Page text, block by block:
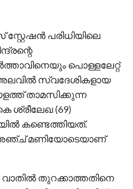
പരിധിയിലെ
പൊള്ളലേറ്റ്
അലവില്‍ സ്വദേശികളായ
താമസിക്കുന്ന
ശ്രീലേഖ (69)
കണ്ടെത്തിയത്.
മണിയോടെയാണ്
വാതില്‍ തുറക്കാത്തതിനെ